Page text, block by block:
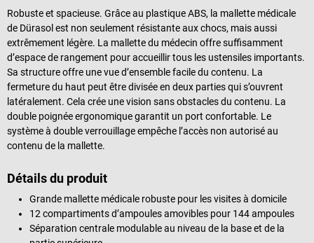
Robuste et spacieuse. Grâce au plastique ABS, la mallette médicale
de Dürasol est non seulement résistante aux chocs, mais aussi
extrêmement légère. La mallette du médecin offre suffisamment
d’espace de rangement pour accueillir tous les ustensiles importants.
Sa structure offre une vue d’ensemble facile du contenu. La
fermeture du haut peut être divisée en deux parties qui s’ouvrent
latéralement. Cela crée une vision sans obstacles du contenu. La
double poignée ergonomique garantit un port confortable. Le
système à double verrouillage empêche l’accès non autorisé au
contenu de la mallette.
Détails du produit
Grande mallette médicale robuste pour les visites à domicile
12 compartiments d’ampoules amovibles pour 144 ampoules
Séparation centrale modulable au niveau de la base et de la